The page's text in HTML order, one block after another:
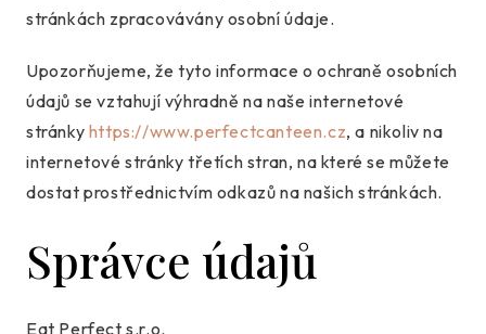
stránkách zpracovávány osobní údaje.
Upozorňujeme, že tyto informace o ochraně osobních
údajů se vztahují výhradně na naše internetové
stránky https://www.perfectcanteen.cz, a nikoliv na
internetové stránky třetích stran, na které se můžete
dostat prostřednictvím odkazů na našich stránkách.
Správce údajů
Eat Perfect s.r.o.